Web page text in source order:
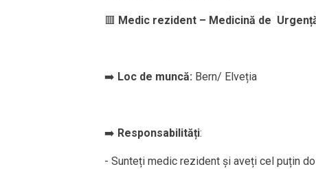
🟥 Medic rezident – Medicină de
➡️ Loc de muncă: Bern/ Elveția
➡️ Responsabilități:
- Sunteți medic rezident și aveți cel puțin